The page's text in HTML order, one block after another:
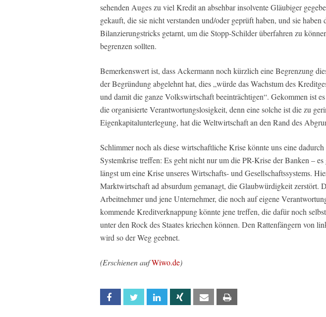
sehenden Auges zu viel Kredit an absehbar insolvente Gläubiger
gekauft, die sie nicht verstanden und/oder geprüft haben, und sie haben
Bilanzierungstricks getarnt, um die Stopp-Schilder überfahren zu
begrenzen sollten.
Bemerkenswert ist, dass Ackermann noch kürzlich eine Begrenzung
der Begründung abgelehnt hat, dies „würde das Wachstum des
und damit die ganze Volkswirtschaft beeinträchtigen“. Gekommen ist
die organisierte Verantwortungslosigkeit, denn eine solche ist die zu
Eigenkapitalunterlegung, hat die Weltwirtschaft an den Rand des
Schlimmer noch als diese wirtschaftliche Krise könnte uns eine
Systemkrise treffen: Es geht nicht nur um die PR-Krise der Banken –
längst um eine Krise unseres Wirtschafts- und Gesellschaftssystems.
Marktwirtschaft ad absurdum gemanagt, die Glaubwürdigkeit zerstört.
Arbeitnehmer und jene Unternehmer, die noch auf eigene
kommende Kreditverknappung könnte jene treffen, die dafür noch
unter den Rock des Staates kriechen können. Den Rattenfängern von
wird so der Weg geebnet.
(Erschienen aufWiwo.de)
Facebook Twitter Linkedin Xing Email